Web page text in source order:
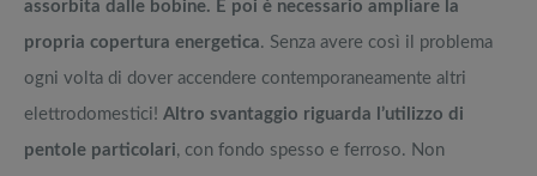
assorbita dalle bobine. E poi è necessario ampliare la
propria copertura energetica. Senza avere così il problema
ogni volta di dover accendere contemporaneamente altri
elettrodomestici! Altro svantaggio riguarda l’utilizzo di
pentole particolari, con fondo spesso e ferroso. Non